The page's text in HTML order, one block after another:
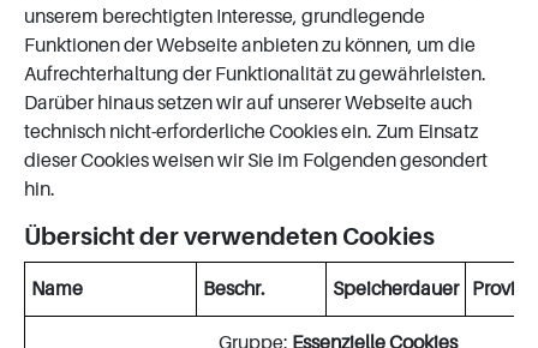
unserem berechtigten Interesse, grundlegende
Funktionen der Webseite anbieten zu können, um die
Aufrechterhaltung der Funktionalität zu gewährleisten.
Darüber hinaus setzen wir auf unserer Webseite auch
technisch nicht-erforderliche Cookies ein. Zum Einsatz
dieser Cookies weisen wir Sie im Folgenden gesondert
hin.
Übersicht der verwendeten Cookies
Name Beschr. Speicherdauer
Gruppe: Essenzielle Cookies